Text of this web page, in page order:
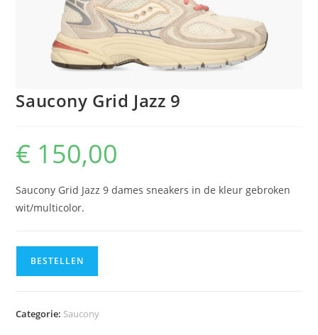
Saucony Grid Jazz 9
€ 150,00
Saucony Grid Jazz 9 dames sneakers in de kleur gebroken
wit/multicolor.
BESTELLEN
Categorie: Saucony